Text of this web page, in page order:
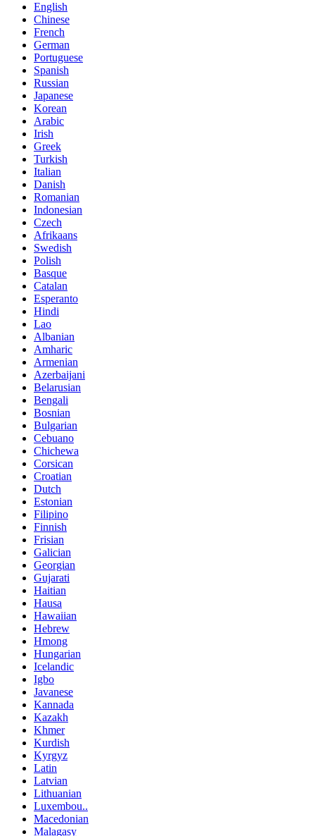
English
Chinese
French
German
Portuguese
Spanish
Russian
Japanese
Korean
Arabic
Irish
Greek
Turkish
Italian
Danish
Romanian
Indonesian
Czech
Afrikaans
Swedish
Polish
Basque
Catalan
Esperanto
Hindi
Lao
Albanian
Amharic
Armenian
Azerbaijani
Belarusian
Bengali
Bosnian
Bulgarian
Cebuano
Chichewa
Corsican
Croatian
Dutch
Estonian
Filipino
Finnish
Frisian
Galician
Georgian
Gujarati
Haitian
Hausa
Hawaiian
Hebrew
Hmong
Hungarian
Icelandic
Igbo
Javanese
Kannada
Kazakh
Khmer
Kurdish
Kyrgyz
Latin
Latvian
Lithuanian
Luxembou..
Macedonian
Malagasy